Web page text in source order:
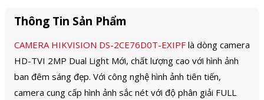
Thông Tin Sản Phẩm
CAMERA HIKVISION DS-2CE76D0T-EXIPF là dòng camera
HD-TVI 2MP Dual Light Mới, chất lượng cao với hình ảnh
ban đêm sáng đẹp. Với công nghệ hình ảnh tiên tiến,
camera cung cấp hình ảnh sắc nét với độ phân giải FULL